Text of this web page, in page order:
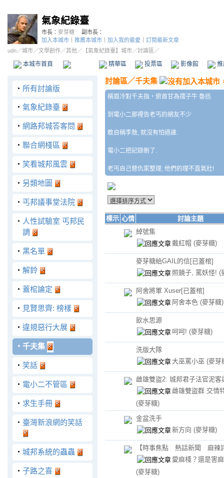
氣象紀錄臺
市長： 麥芽糖
副市長：
加入本城市
推薦本城市 加入我的最愛
訂閱最新文章
udn／城市／文學創作／其他 ／ 【氣象紀錄臺】城市／討論區／
本城市首頁 精華區 投票區 影像館
‧ 所有討論版
‧ 氣象紀錄臺
‧ 網路邦城答客問
‧ 聯合網棧區
‧ 笑看城邦風雲
‧ 另類地圖
‧ 丐邦議事堂法院
‧ 人性試驗室 丐邦民
調
‧ 黑名單
‧ 解鈴
‧ 蓋棺論定
‧ 見賢思齊: 榜樣
‧ 違規惡行大展
‧ 千夫集
‧ 笑話
‧ 電小二不管區
‧ 求生手冊
‧ 臺灣新浪網的笑話
‧ 城邦系統的蟲蟲
‧ 子路之喜
討論區／千夫集
橫眉冷對千夫指，俯首甘為孺子牛 魯迅
到電小二那裡告老丐的網友不少
敢自稱李敖, 就沒有怕過誰.
電小二把記錄刪了.
老丐自己替仇家整理, 他們的理不直氣壯!
標示 心情
討論主題
綽號集
戴紅帽 (麥芽糖)
麥芽糖給GAIL的信[已蓋棺]
照鏡子, 罵妖怪! (
阿舍將軍 Xuser[已蓋棺]
阿舍本色 (麥芽糖)
飲水思源
呵呵! (麥芽糖)
洗版大隊
大巫罵小巫 (麥芽
雌雄雙盜2: 城邦君子法官泥客
雌雄雙盜群 交情
(麥芽糖)
金盆洗手
新方向 (麥芽糖)
【時事焦點 熱話新聞 麻辣
愛麻棧？還是害
(麥芽糖)